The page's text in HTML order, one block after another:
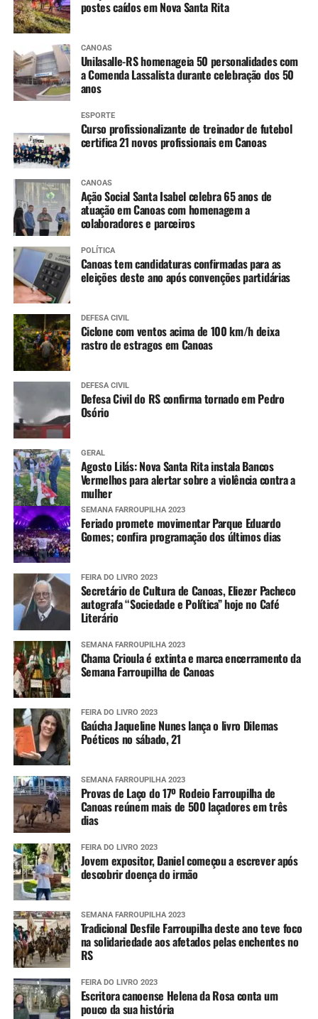
postes caídos em Nova Santa Rita
CANOAS
Unilasalle-RS homenageia 50 personalidades com
a Comenda Lassalista durante celebração dos 50
anos
ESPORTE
Curso profissionalizante de treinador de futebol
certifica 21 novos profissionais em Canoas
CANOAS
Ação Social Santa Isabel celebra 65 anos de
atuação em Canoas com homenagem a
colaboradores e parceiros
POLÍTICA
Canoas tem candidaturas confirmadas para as
eleições deste ano após convenções partidárias
DEFESA CIVIL
Ciclone com ventos acima de 100 km/h deixa
rastro de estragos em Canoas
DEFESA CIVIL
Defesa Civil do RS confirma tornado em Pedro
Osório
GERAL
Agosto Lilás: Nova Santa Rita instala Bancos
Vermelhos para alertar sobre a violência contra a
mulher
SEMANA FARROUPILHA 2023
Feriado promete movimentar Parque Eduardo
Gomes; confira programação dos últimos dias
FEIRA DO LIVRO 2023
Secretário de Cultura de Canoas, Eliezer Pacheco
autografa “Sociedade e Política” hoje no Café
Literário
SEMANA FARROUPILHA 2023
Chama Crioula é extinta e marca encerramento da
Semana Farroupilha de Canoas
FEIRA DO LIVRO 2023
Gaúcha Jaqueline Nunes lança o livro Dilemas
Poéticos no sábado, 21
SEMANA FARROUPILHA 2023
Provas de Laço do 17º Rodeio Farroupilha de
Canoas reúnem mais de 500 laçadores em três
dias
FEIRA DO LIVRO 2023
Jovem expositor, Daniel começou a escrever após
descobrir doença do irmão
SEMANA FARROUPILHA 2023
Tradicional Desfile Farroupilha deste ano teve foco
na solidariedade aos afetados pelas enchentes no
RS
FEIRA DO LIVRO 2023
Escritora canoense Helena da Rosa conta um
pouco da sua história